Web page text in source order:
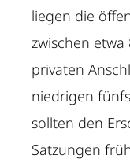
liegen die
zwischen etwa
privaten
niedrigen
sollten den
Satzungen